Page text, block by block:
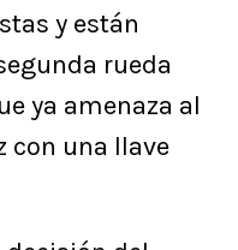
y están
rueda
ya amenaza al
con una llave